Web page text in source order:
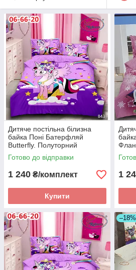
Така тканина добре вбирає вологу,
не мнеться, не викликає алергії. З
не витримує високої температури,
гладити і кип'ятити. Основою
поліестер.
Дитяче постільна білизна
байка Поні Батерфляй
Butterfly. Полуторний
Фланель
Готово до відправки
1 240 ₴/комплект
Купити
1
–18%